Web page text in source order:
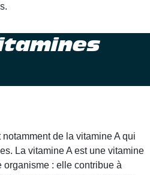
de la vitamine A qui
La vitamine A est une vitamine
: elle contribue à